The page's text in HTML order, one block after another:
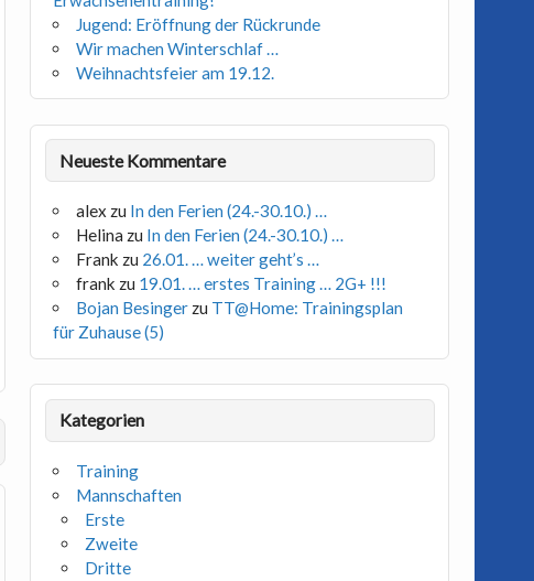
Jugend: Eröffnung der Rückrunde
Wir machen Winterschlaf …
Weihnachtsfeier am 19.12.
Neueste Kommentare
alex zu In den Ferien (24.-30.10.) …
Helina zu In den Ferien (24.-30.10.) …
Frank zu 26.01. … weiter geht’s …
frank zu 19.01. … erstes Training … 2G+ !!!
Bojan Besinger zu TT@Home: Trainingsplan
für Zuhause (5)
Kategorien
Training
Mannschaften
Erste
Zweite
Dritte